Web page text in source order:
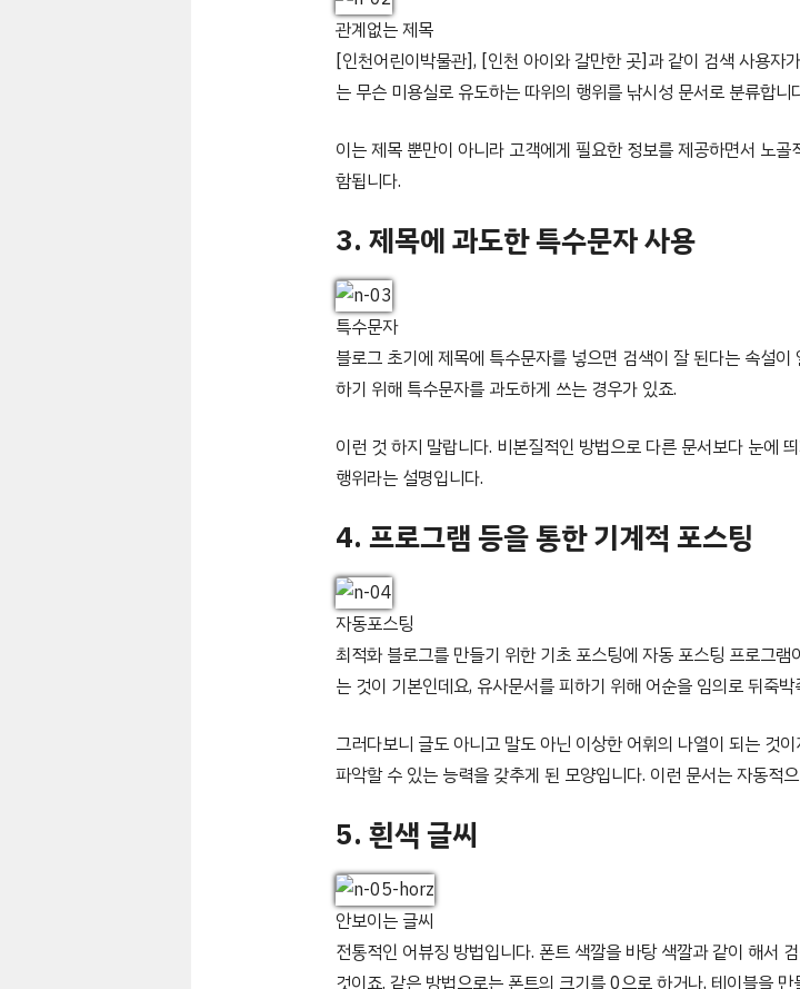
관계없는 제목
[인천어린이박물관], [인천 아이와 갈만한 곳]과 같이 검색 사용자
는 무슨 미용실로 유도하는 따위의 행위를 낚시성 문서로 분류합니
이는 제목 뿐만이 아니라 고객에게 필요한 정보를 제공하면서 노
함됩니다.
3. 제목에 과도한 특수문자 사용
특수문자
블로그 초기에 제목에 특수문자를 넣으면 검색이 잘 된다는 속설
하기 위해 특수문자를 과도하게 쓰는 경우가 있죠.
이런 것 하지 말랍니다. 비본질적인 방법으로 다른 문서보다 눈에
행위라는 설명입니다.
4. 프로그램 등을 통한 기계적 포스팅
자동포스팅
최적화 블로그를 만들기 위한 기초 포스팅에 자동 포스팅 프로그
는 것이 기본인데요, 유사문서를 피하기 위해 어순을 임의로 뒤죽
그러다보니 글도 아니고 말도 아닌 이상한 어휘의 나열이 되는 것
파악할 수 있는 능력을 갖추게 된 모양입니다. 이런 문서는 자동적
5. 흰색 글씨
안보이는 글씨
전통적인 어뷰징 방법입니다. 폰트 색깔을 바탕 색깔과 같이 해서
것이죠. 같은 방법으로는 폰트의 크기를 0으로 하거나, 테이블을